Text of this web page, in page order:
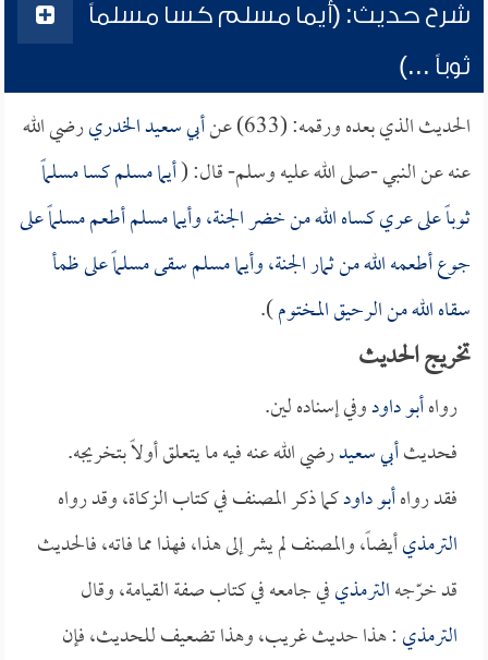
شرح حديث: (أيما مسلم كسا مسلماً
ثوباً ...)
الحديث الذي بعده ورقمه: (633) عن أبي سعيد الخدريرضي الله
عنه عن النبي -صلى الله عليه وسلم- قال: (أيما مسلم كسا مسلماً
ثوباً على عري كساه الله من خضر الجنة، وأيما مسلم أطعم مسلماً على
جوع أطعمه الله من ثمار الجنة، وأيما مسلم سقى مسلماً على ظمأ
سقاه الله من الرحيق المختوم).
تخريج الحديث
رواهأبو داودوفي إسناده لين.
فحديثأبي سعيدرضي الله عنه فيه ما يتعلق أولاً بتخريجه.
فقد رواهأبو داودكما ذكر المصنف في كتاب الزكاة، وقد رواه
الترمذيأيضاً، والمصنف لم يشر إلى هذا، فهذا مما فاته، فالحديث
قد خرّجهالترمذيفي جامعه في كتاب صفة القيامة، وقال
الترمذي: هذا حديث غريب، وهذا تضعيف للحديث، فإن